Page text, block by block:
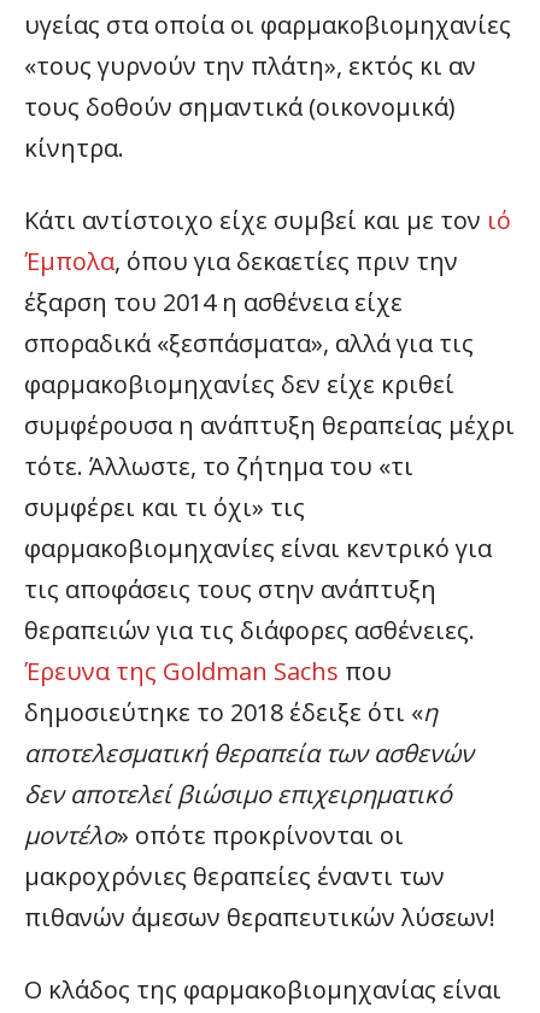
υγείας στα οποία οι φαρμακοβιομηχανίες
«τους γυρνούν την πλάτη», εκτός κι αν
τους δοθούν σημαντικά (οικονομικά)
κίνητρα.
Κάτι αντίστοιχο είχε συμβεί και με τον ιό
Έμπολα, όπου για δεκαετίες πριν την
έξαρση του 2014 η ασθένεια είχε
σποραδικά «ξεσπάσματα», αλλά για τις
φαρμακοβιομηχανίες δεν είχε κριθεί
συμφέρουσα η ανάπτυξη θεραπείας μέχρι
τότε. Άλλωστε, το ζήτημα του «τι
συμφέρει και τι όχι» τις
φαρμακοβιομηχανίες είναι κεντρικό για
τις αποφάσεις τους στην ανάπτυξη
θεραπειών για τις διάφορες ασθένειες.
Έρευνα της Goldman Sachs που
δημοσιεύτηκε το 2018 έδειξε ότι «η
αποτελεσματική θεραπεία των ασθενών
δεν αποτελεί βιώσιμο επιχειρηματικό
μοντέλο» οπότε προκρίνονται οι
μακροχρόνιες θεραπείες έναντι των
πιθανών άμεσων θεραπευτικών λύσεων!
Ο κλάδος της φαρμακοβιομηχανίας είναι